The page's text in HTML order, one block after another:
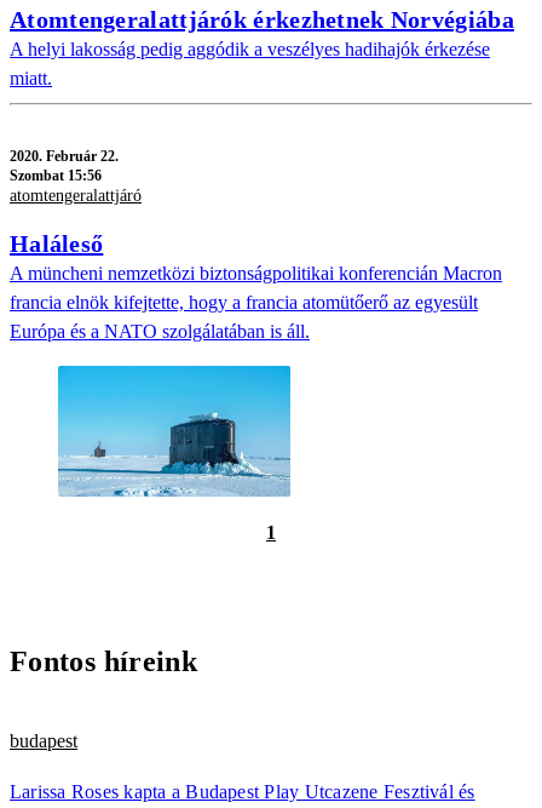
Atomtengeralattjárók érkezhetnek Norvégiába
A helyi lakosság pedig aggódik a veszélyes hadihajók érkezése
miatt.
2020. Február 22.
Szombat 15:56
atomtengeralattjáró
Haláleső
A müncheni nemzetközi biztonságpolitikai konferencián Macron
francia elnök kifejtette, hogy a francia atomütőerő az egyesült
Európa és a NATO szolgálatában is áll.
1
Fontos híreink
budapest
Larissa Roses kapta a Budapest Play Utcazene Fesztivál és